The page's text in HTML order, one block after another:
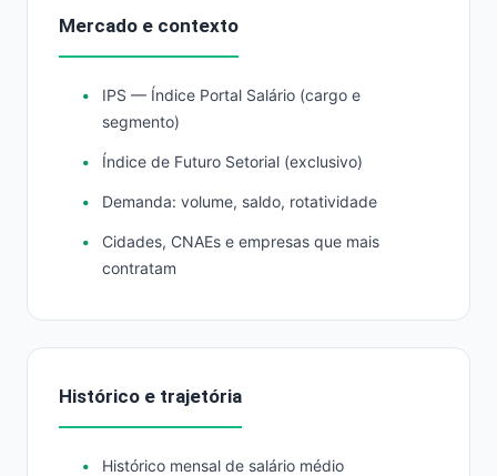
Mercado e contexto
IPS — Índice Portal Salário (cargo e
segmento)
Índice de Futuro Setorial (exclusivo)
Demanda: volume, saldo, rotatividade
Cidades, CNAEs e empresas que mais
contratam
Histórico e trajetória
Histórico mensal de salário médio